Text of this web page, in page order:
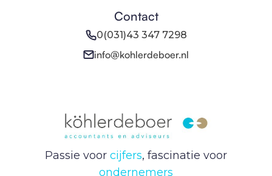
Contact
0(031)43 347 7298
info@kohlerdeboer.nl
Passie voor cijfers, fascinatie voor
ondernemers